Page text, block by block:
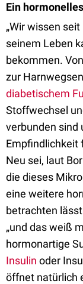
Ein
„Wir wissen
seinem Leben
bekommen.
zur
diabetischem
Stoffwechsel
verbunden sind
Empfindlichkeit
Neu sei, laut
die dieses
eine weitere
betrachten
„und das weiß
hormonartige
Insulin oder
öffnet natürlich